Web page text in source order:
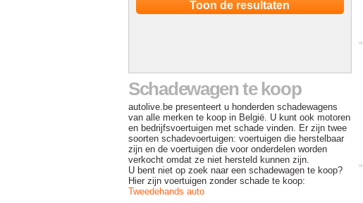
Toon de resultaten
Schadewagen te koop
autolive.be presenteert u honderden schadewagens
van alle merken te koop in België. U kunt ook motoren
en bedrijfsvoertuigen met schade vinden. Er zijn twee
soorten schadevoertuigen: voertuigen die herstelbaar
zijn en de voertuigen die voor onderdelen worden
verkocht omdat ze niet hersteld kunnen zijn.
U bent niet op zoek naar een schadewagen te koop?
Hier zijn voertuigen zonder schade te koop:
Tweedehands auto